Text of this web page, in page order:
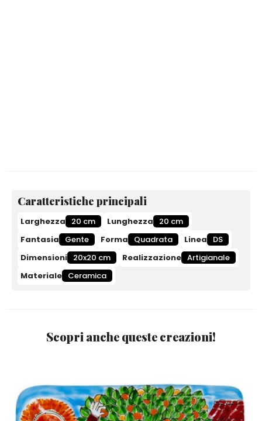
Caratteristiche principali
Larghezza 20 cm Lunghezza
20 cm
Fantasia
Gente Forma Quadrata Linea
DS
Dimensioni 20x20 cm Realizzazione Artigianale
Materiale Ceramica
Scopri anche queste creazioni!